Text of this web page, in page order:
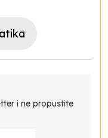
i ne propustite